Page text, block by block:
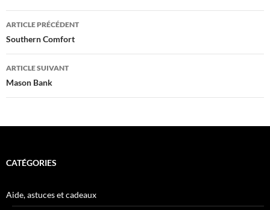
Navigation
des
articles
ARTICLE PRÉCÉDENT
Southern Comfort
ARTICLE SUIVANT
Mason Bank
CATÉGORIES
Aide, astuces et cadeaux